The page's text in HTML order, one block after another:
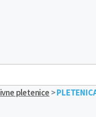
pletenice >